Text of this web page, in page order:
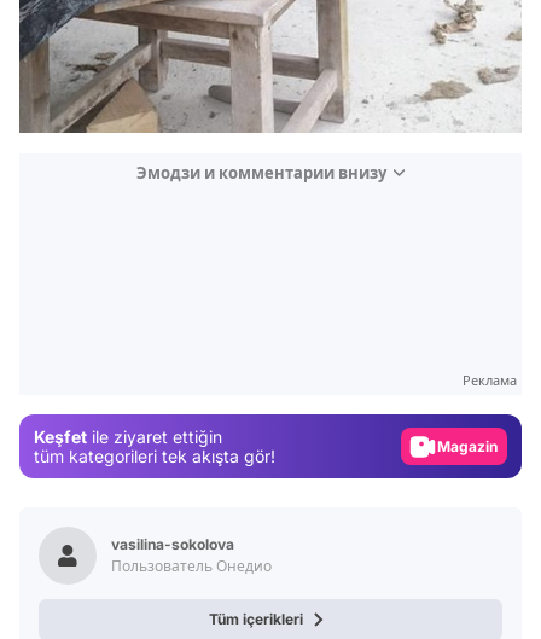
Эмодзи и комментарии внизу
Реклама
Keşfet ile ziyaret ettiğin
tüm kategorileri tek akışta gör!
Magazin
vasilina-sokolova
Пользователь Онедио
Tüm içerikleri